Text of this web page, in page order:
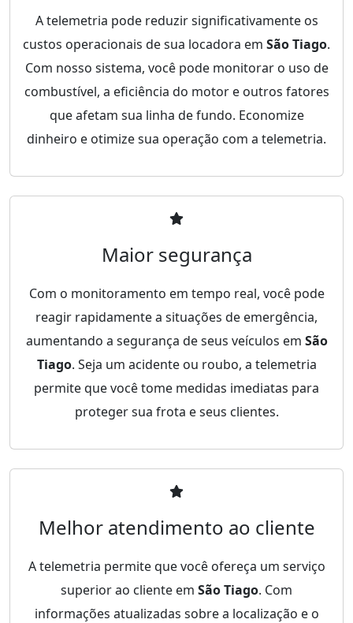
A telemetria pode reduzir significativamente os
custos operacionais de sua locadora em São Tiago.
Com nosso sistema, você pode monitorar o uso de
combustível, a eficiência do motor e outros fatores
que afetam sua linha de fundo. Economize
dinheiro e otimize sua operação com a telemetria.
Maior segurança
Com o monitoramento em tempo real, você pode
reagir rapidamente a situações de emergência,
aumentando a segurança de seus veículos em São
Tiago. Seja um acidente ou roubo, a telemetria
permite que você tome medidas imediatas para
proteger sua frota e seus clientes.
Melhor atendimento ao cliente
A telemetria permite que você ofereça um serviço
superior ao cliente em São Tiago. Com
informações atualizadas sobre a localização e o